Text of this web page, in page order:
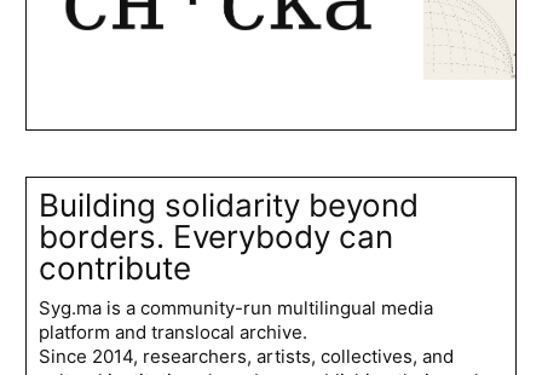
Building solidarity beyond
borders. Everybody can
contribute
Syg.ma is a community-run multilingual media
platform and translocal archive.
Since 2014, researchers, artists, collectives, and